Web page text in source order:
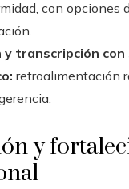
con opciones
y transcripción con
retroalimentación
y